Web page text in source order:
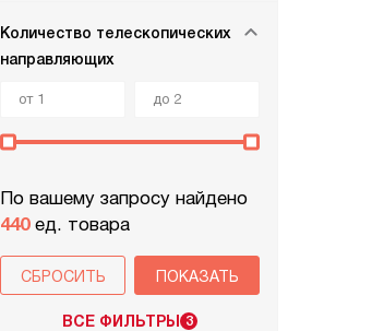
Количество телескопических
направляющих
По вашему запросу найдено
440ед. товара
СБРОСИТЬ
ВСЕ ФИЛЬТРЫ 3